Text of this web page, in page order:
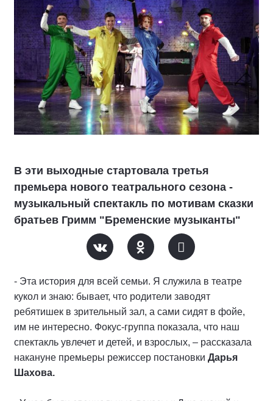
В эти выходные стартовала третья
премьера нового театрального сезона -
музыкальный спектакль по мотивам сказки
братьев Гримм "Бременские музыканты"
- Эта история для всей семьи. Я служила в театре
кукол и знаю: бывает, что родители заводят
ребятишек в зрительный зал, а сами сидят в фойе,
им не интересно. Фокус-группа показала, что наш
спектакль увлечет и детей, и взрослых, – рассказала
накануне премьеры режиссер постановки Дарья
Шахова.